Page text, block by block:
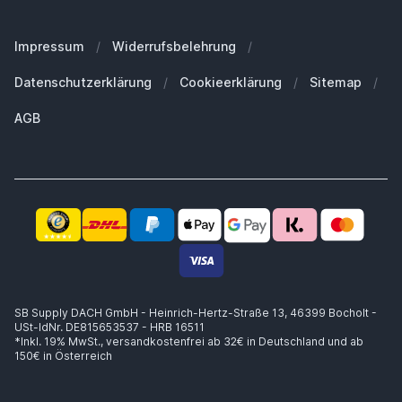
Für Geschäftskunden
Trusted Shops Zertifikat
Kompetente Beratung
14 Tage Widerrufsrecht
Käuferschutz bis zu €20.000
Welche Airpods habe ich?
Welchen MagSafe brauche ich?
Arbeiten bei SB Supply
Impressum / Widerrufsbelehrung /
Datenschutzerklärung / Cookieerklärung / Sitemap /
AGB
SB Supply DACH GmbH - Heinrich-Hertz-Straße 13, 46399 Bocholt -
USt-IdNr. DE815653537 - HRB 16511
*Inkl. 19% MwSt., versandkostenfrei ab 32€ in Deutschland und ab
150€ in Österreich